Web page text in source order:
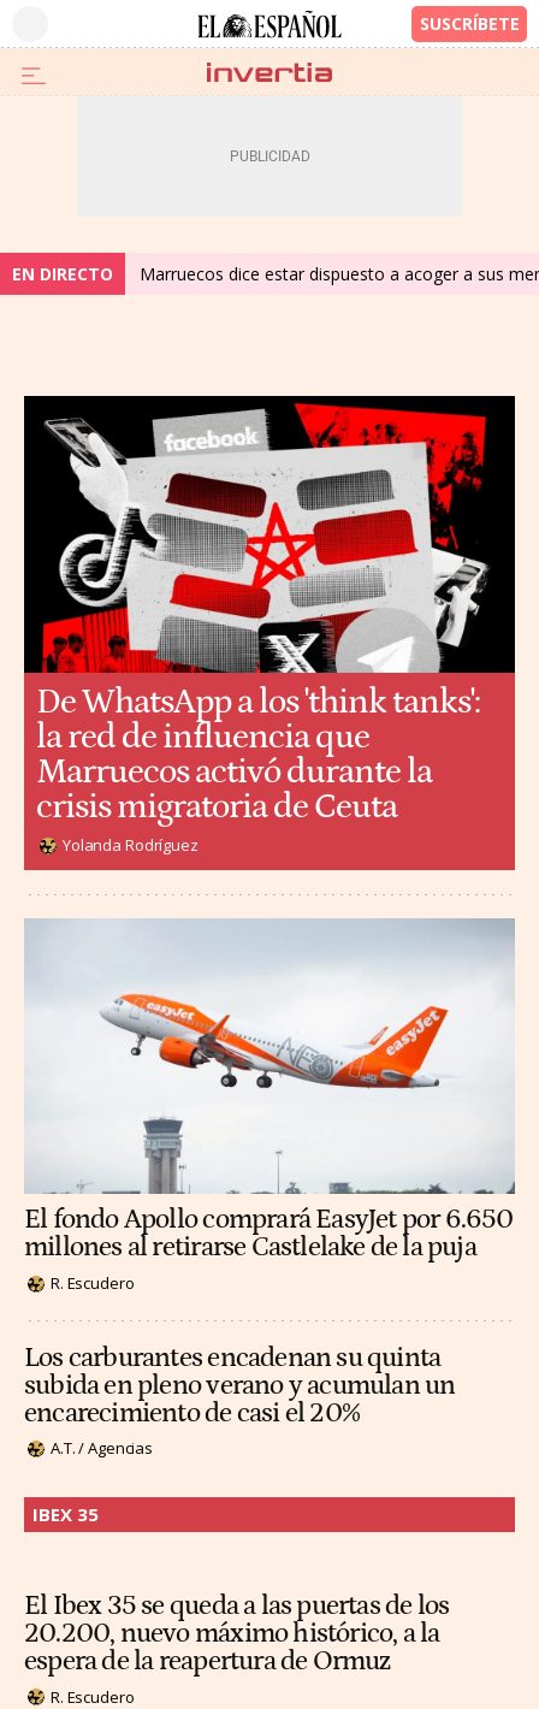
EN DIRECTO Marruecos dice estar dispuesto a acoger a sus
El fondo Apollo comprará EasyJet por 6.650
millones al retirarse Castlelake de la puja
R. Escudero
Los carburantes encadenan su quinta
subida en pleno verano y acumulan un
encarecimiento de casi el 20%
A.T. / Agencias
De WhatsApp a los 'think tanks':
la red de influencia que
Marruecos activó durante la
crisis migratoria de Ceuta
Yolanda Rodríguez
IBEX 35
El Ibex 35 se queda a las puertas de los
20.200, nuevo máximo histórico, a la
espera de la reapertura de Ormuz
R. Escudero